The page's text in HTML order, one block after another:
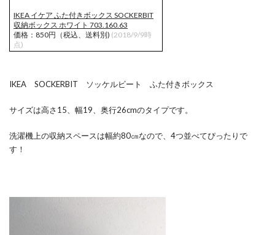
IKEA イケア ふた付きボックス SOCKERBIT
収納ボックス ホワイト 703.160.63
価格：850円（税込、送料別) (2018/9/9時
点)
IKEA SOCKERBIT ソッケルビート ふた付きボックス
サイズは高さ15、幅19、奥行26cmのタイプです。
洗濯機上の収納スペースは幅約80㎝なので、4つ並べてぴったりで
す！